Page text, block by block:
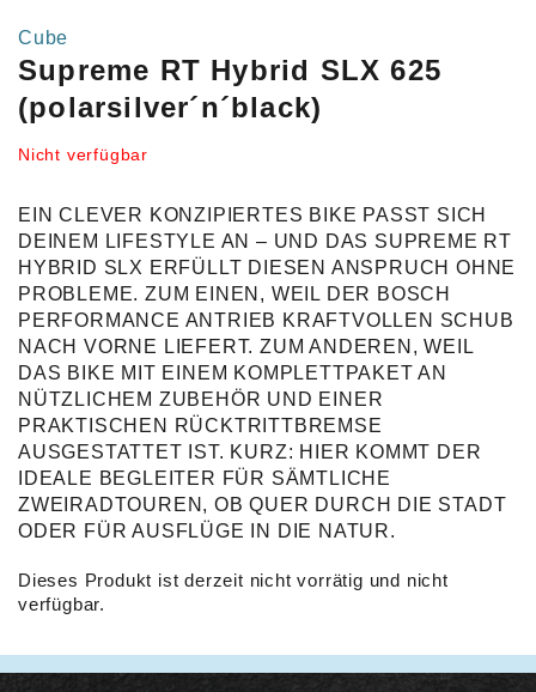
Cube
Supreme RT Hybrid SLX 625
(polarsilver´n´black)
Nicht verfügbar
EIN CLEVER KONZIPIERTES BIKE PASST SICH
DEINEM LIFESTYLE AN – UND DAS SUPREME RT
HYBRID SLX ERFÜLLT DIESEN ANSPRUCH OHNE
PROBLEME. ZUM EINEN, WEIL DER BOSCH
PERFORMANCE ANTRIEB KRAFTVOLLEN SCHUB
NACH VORNE LIEFERT. ZUM ANDEREN, WEIL
DAS BIKE MIT EINEM KOMPLETTPAKET AN
NÜTZLICHEM ZUBEHÖR UND EINER
PRAKTISCHEN RÜCKTRITTBREMSE
AUSGESTATTET IST. KURZ: HIER KOMMT DER
IDEALE BEGLEITER FÜR SÄMTLICHE
ZWEIRADTOUREN, OB QUER DURCH DIE STADT
ODER FÜR AUSFLÜGE IN DIE NATUR.
Dieses Produkt ist derzeit nicht vorrätig und nicht
verfügbar.